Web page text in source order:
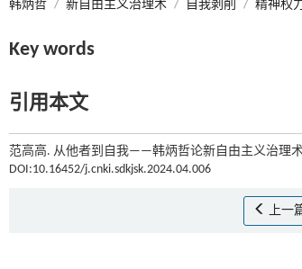
韩炳哲 / 新自由主义治理术 / 自我剥削 / 精神权
Key words
引用本文
范高高. 从他者到自我——韩炳哲论新自由主义治理
DOI:10.16452/j.cnki.sdkjsk.2024.04.006
上一